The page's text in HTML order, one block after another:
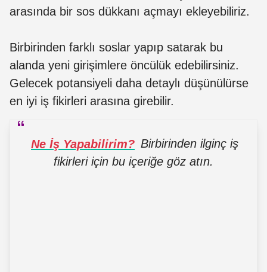
arasında bir sos dükkanı açmayı ekleyebiliriz.
Birbirinden farklı soslar yapıp satarak bu
alanda yeni girişimlere öncülük edebilirsiniz.
Gelecek potansiyeli daha detaylı düşünülürse
en iyi iş fikirleri arasına girebilir.
Ne İş Yapabilirim? Birbirinden ilginç iş
fikirleri için bu içeriğe göz atın.